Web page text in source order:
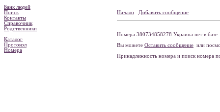
Банк людей
Поиск
Контакты
Справочник
Родственники
Каталог
Протокол
Номера
Начало Добавить сообщение
Номера 380734858278 Украина нет в базе
Вы можете Оставить сообщение или
Принадлежность номера и поиск номера